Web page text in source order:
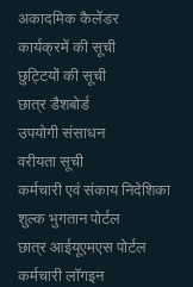
अकादमिक कैलेंडर
कार्यक्रमें की सूची
छुट्टियों की सूची
छात्र डैशबोर्ड
उपयोगी संसाधन
वरीयता सूची
कर्मचारी एवं संकाय निदेशिका
शुल्क भुगतान पोर्टल
छात्र आईयूएमएस पोर्टल
कर्मचारी लॉगइन